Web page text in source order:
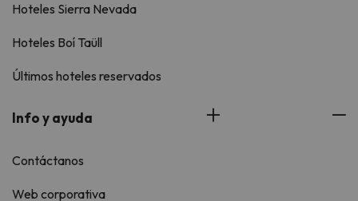
Hoteles Sierra Nevada
Hoteles Boí Taüll
Últimos hoteles reservados
Info y ayuda
Contáctanos
Web corporativa